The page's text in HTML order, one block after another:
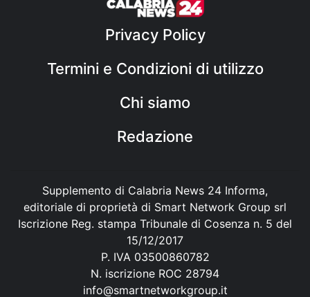
Privacy Policy
Termini e Condizioni di utilizzo
Chi siamo
Redazione
Supplemento di Calabria News 24 Informa,
editoriale di proprietà di Smart Network Group srl
Iscrizione Reg. stampa Tribunale di Cosenza n. 5 del
15/12/2017
P. IVA 03500860782
N. iscrizione ROC 28794
info@smartnetworkgroup.it